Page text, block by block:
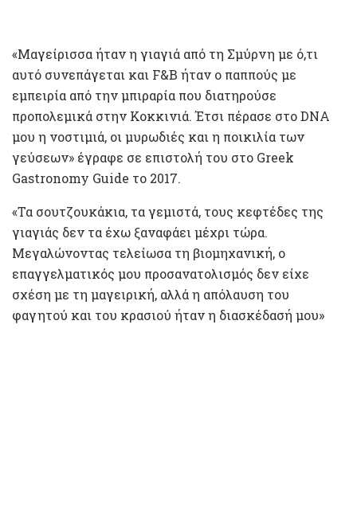
«Μαγείρισσα ήταν η γιαγιά από τη Σμύρνη με ό,τι
αυτό συνεπάγεται και F&B ήταν ο παππούς με
εμπειρία από την μπιραρία που διατηρούσε
προπολεμικά στην Κοκκινιά. Έτσι πέρασε στο DNA
μου η νοστιμιά, οι μυρωδιές και η ποικιλία των
γεύσεων» έγραφε σε επιστολή του στο Greek
Gastronomy Guide το 2017.
«Τα σουτζουκάκια, τα γεμιστά, τους κεφτέδες της
γιαγιάς δεν τα έχω ξαναφάει μέχρι τώρα.
Μεγαλώνοντας τελείωσα τη βιομηχανική, ο
επαγγελματικός μου προσανατολισμός δεν είχε
σχέση με τη μαγειρική, αλλά η απόλαυση του
φαγητού και του κρασιού ήταν η διασκέδασή μου»